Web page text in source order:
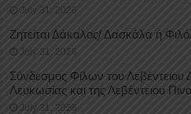
July 31, 2026
Ζητείται Δάκαλος/ Δασκάλα ή
July 31, 2026
Σύνδεσμος Φίλων του Λεβέντειου
Λευκωσίας και της Λεβέντειου
July 31, 2026